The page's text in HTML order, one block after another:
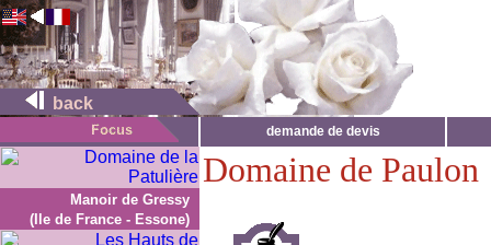
back
demande de devis
Manoir de Gressy
(Ile de France - Essone)
Domaine de Paulon